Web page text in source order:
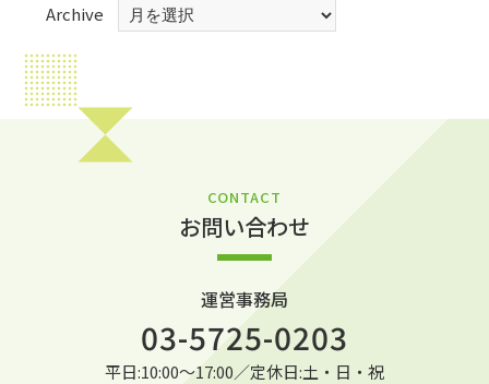
Archive
CONTACT
お問い合わせ
運営事務局
03-5725-0203
平日:10:00～17:00／定休日:土・日・祝